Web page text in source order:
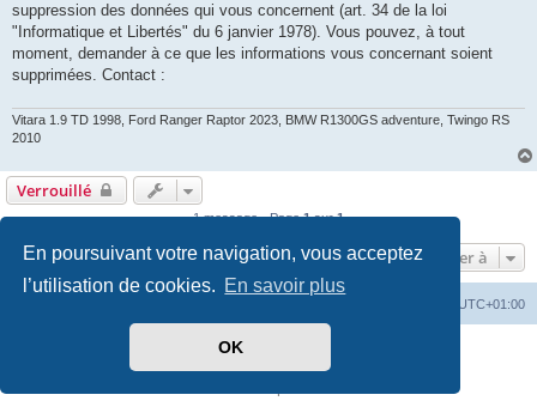
En poursuivant votre navigation, vous acceptez
l’utilisation de cookies. En savoir plus
OK
suppression des données qui vous concernent (art. 34 de la loi
"Informatique et Libertés" du 6 janvier 1978). Vous pouvez, à tout
moment, demander à ce que les informations vous concernant soient
supprimées. Contact :
Vitara 1.9 TD 1998, Ford Ranger Raptor 2023, BMW R1300GS adventure, Twingo RS
2010
Verrouillé
1 message • Page1sur1
Aller à
UTC+01:00
phpBB ® Forum Software © phpBB Limited
phpBB-fr.com